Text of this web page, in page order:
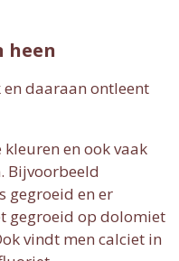
heen
daaraan ontleent
en ook vaak
Bijvoorbeeld
gegroeid en er
gegroeid op dolomiet
vindt men calciet in